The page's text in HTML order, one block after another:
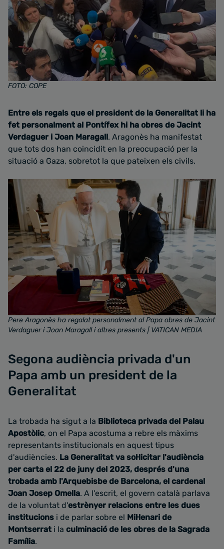
FOTO: COPE
Entre els regals que el president de la Generalitat li ha
fet personalment al Pontífex hi ha obres de Jacint
Verdaguer i Joan Maragall. Aragonès ha manifestat
que tots dos han coincidit en la preocupació per la
situació a Gaza, sobretot la que pateixen els civils.
Pere Aragonès ha regalat personalment al Papa obres de Jacint
Verdaguer i Joan Maragall i altres presents | VATICAN MEDIA
Segona audiència privada d'un
Papa amb un president de la
Generalitat
La trobada ha sigut a la Biblioteca privada del Palau
Apostòlic, on el Papa acostuma a rebre els màxims
representants institucionals en aquest tipus
d'audiències. La Generalitat va sol·licitar l'audiència
per carta el 22 de juny del 2023, després d'una
trobada amb l'Arquebisbe de Barcelona, el cardenal
Joan Josep Omella. A l'escrit, el govern català parlava
de la voluntat d'estrènyer relacions entre les dues
institucions i de parlar sobre el Mil·lenari de
Montserrat i la culminació de les obres de la Sagrada
Família.